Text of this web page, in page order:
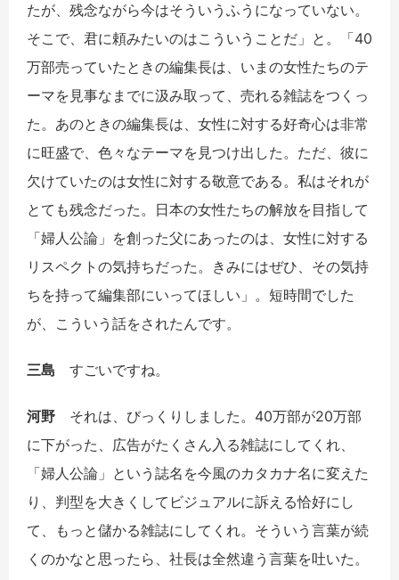
たが、残念ながら今はそういうふうになっていない。
そこで、君に頼みたいのはこういうことだ」と。「40
万部売っていたときの編集長は、いまの女性たちのテ
ーマを見事なまでに汲み取って、売れる雑誌をつくっ
た。あのときの編集長は、女性に対する好奇心は非常
に旺盛で、色々なテーマを見つけ出した。ただ、彼に
欠けていたのは女性に対する敬意である。私はそれが
とても残念だった。日本の女性たちの解放を目指して
「婦人公論」を創った父にあったのは、女性に対する
リスペクトの気持ちだった。きみにはぜひ、その気持
ちを持って編集部にいってほしい」。短時間でした
が、こういう話をされたんです。
三島 すごいですね。
河野 それは、びっくりしました。40万部が20万部
に下がった、広告がたくさん入る雑誌にしてくれ、
「婦人公論」という誌名を今風のカタカナ名に変えた
り、判型を大きくしてビジュアルに訴える恰好にし
て、もっと儲かる雑誌にしてくれ。そういう言葉が続
くのかなと思ったら、社長は全然違う言葉を吐いた。